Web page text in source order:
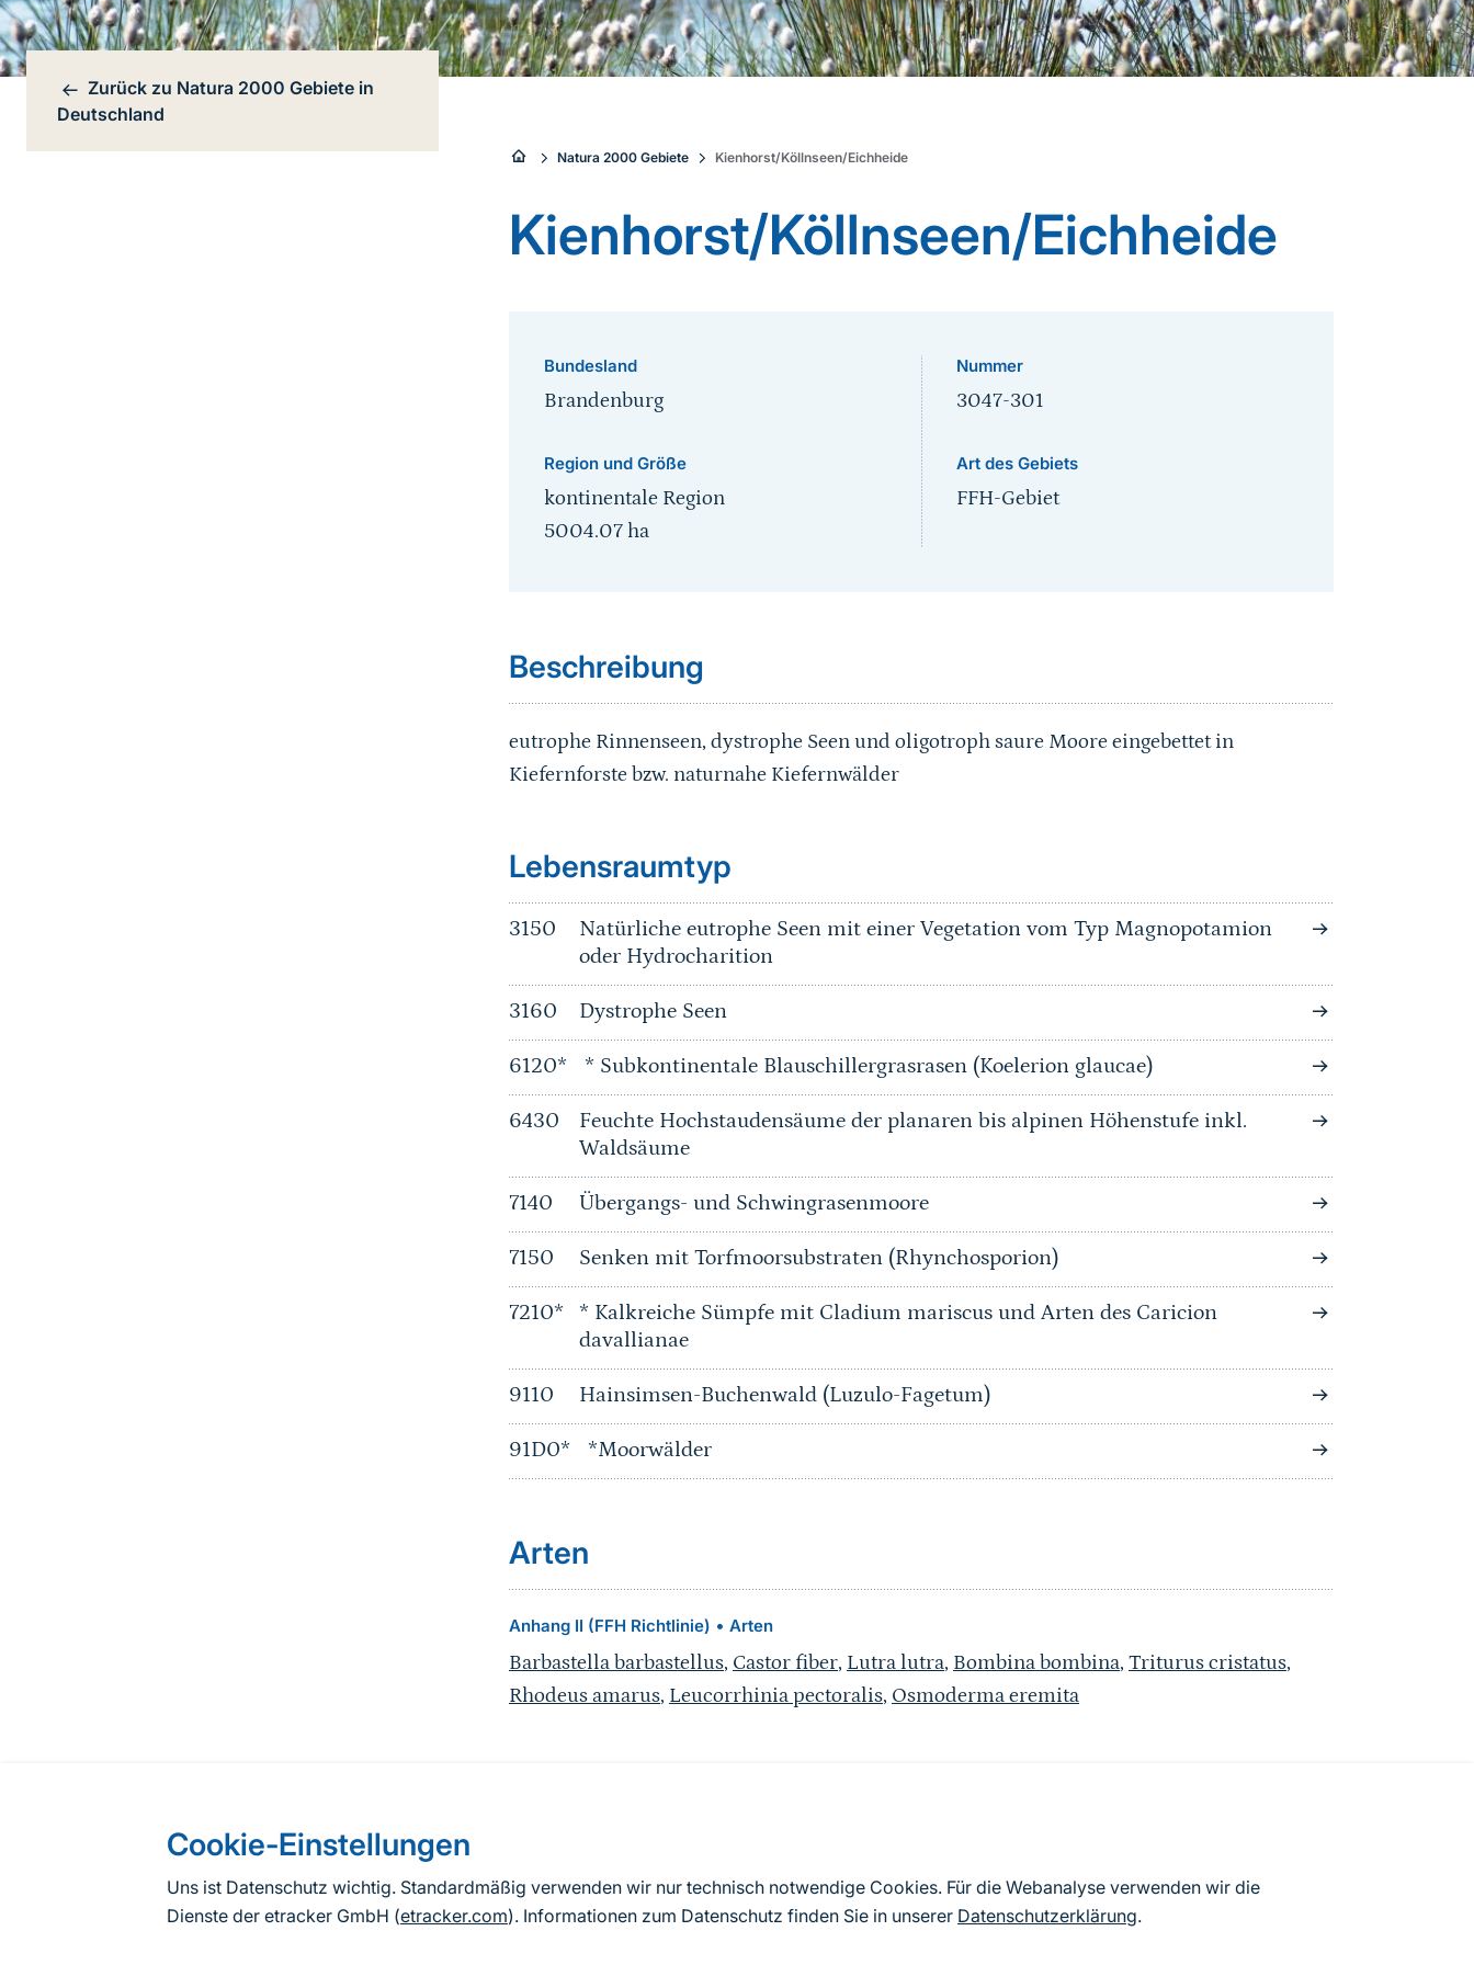
Cookie-Einstellungen
Uns ist Datenschutz wichtig. Standardmäßig verwenden wir nur technisch notwendige Cookies. Für die Webanalyse verwenden wir die
Dienste der etracker GmbH (etracker.com). Informationen zum Datenschutz finden Sie in unserer Datenschutzerklärung.
Bereichsnavigation
Zurück zu Natura 2000 Gebiete in
Deutschland
Sie
sind
hier:
Natura 2000 Gebiete Kienhorst/Köllnseen/Eichheide
Kienhorst/Köllnseen/Eichheide
Bundesland
Brandenburg
Region und Größe
kontinentale Region
5004.07ha
Nummer
3047-301
Art des Gebiets
FFH-Gebiet
Beschreibung
eutrophe Rinnenseen, dystrophe Seen und oligotroph saure Moore eingebettet in
Kiefernforste bzw. naturnahe Kiefernwälder
Sprungmarke
Lebensraumtyp
3150
Natürliche eutrophe Seen mit einer Vegetation vom Typ Magnopotamion
oder Hydrocharition
3160 Dystrophe Seen
6120* * Subkontinentale Blauschillergrasrasen (Koelerion glaucae)
6430
Feuchte Hochstaudensäume der planaren bis alpinen Höhenstufe inkl.
Waldsäume
7140 Übergangs- und Schwingrasenmoore
7150 Senken mit Torfmoorsubstraten (Rhynchosporion)
7210*
* Kalkreiche Sümpfe mit Cladium mariscus und Arten des Caricion
davallianae
9110 Hainsimsen-Buchenwald (Luzulo-Fagetum)
91D0* *Moorwälder
Arten
Anhang II (FFH Richtlinie) • Arten
Barbastella barbastellus, Castor fiber, Lutra lutra, Bombina bombina, Triturus cristatus,
Rhodeus amarus, Leucorrhinia pectoralis, Osmoderma eremita
Nach Angaben der an die EU übermittelten Standarddatenbögen Deutschlands (Stand:
2019). Aus besonderen Schutzgründen enthalten die zur Veröffentlichung freigegebenen